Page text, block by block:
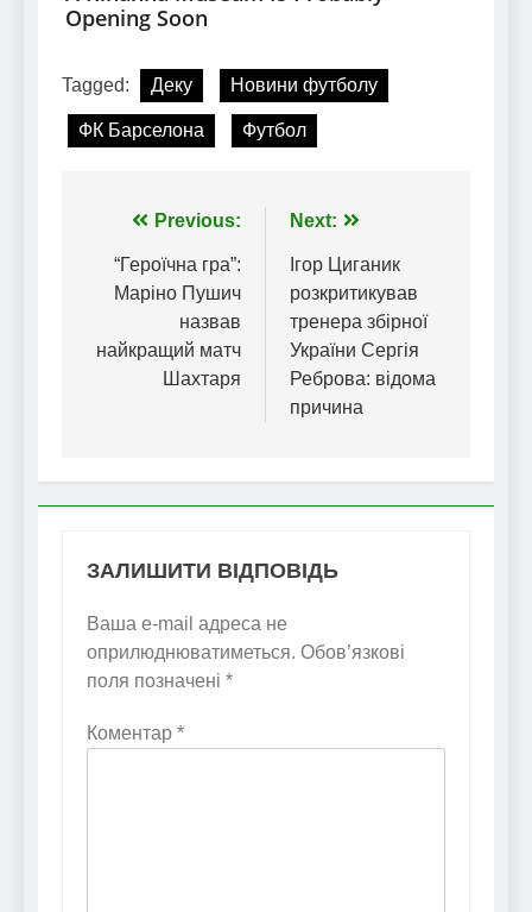
Tagged: Деку Новини футболу
ФК Барселона Футбол
Навігація
записів
Previous:
“Героїчна гра”:
Маріно Пушич
назвав
найкращий матч
Шахтаря
Next:
Ігор Циганик
розкритикував
тренера збірної
України Сергія
Реброва: відома
причина
ЗАЛИШИТИ ВІДПОВІДЬ
Ваша e-mail адреса не
оприлюднюватиметься. Обов’язкові
поля позначені *
Коментар *